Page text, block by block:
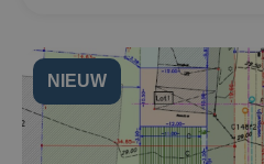
NIEUW